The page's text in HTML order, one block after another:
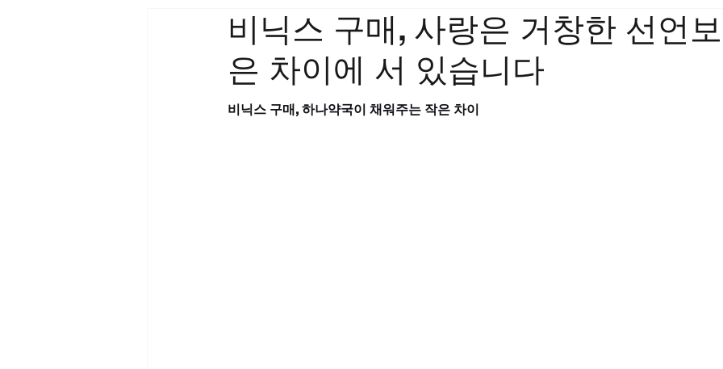
비닉스 구매, 사랑은 거창한 선언
은 차이에 서 있습니다
비닉스 구매, 하나약국이 채워주는 작은 차이